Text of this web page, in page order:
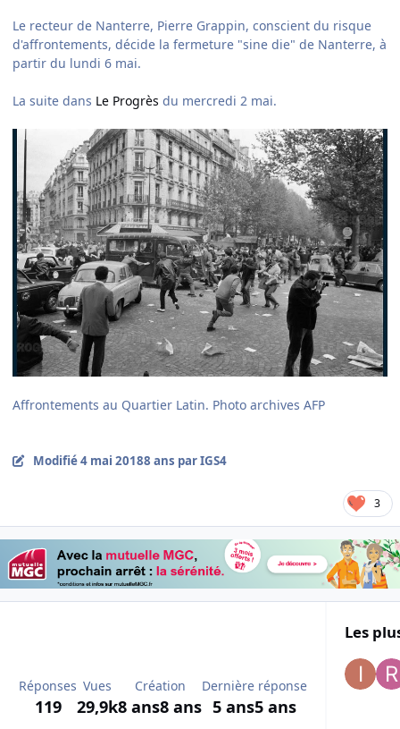
Le recteur de Nanterre, Pierre Grappin, conscient du risque
d'affrontements, décide la fermeture "sine die" de Nanterre, à
partir du lundi 6 mai.
La suite dans Le Progrès du mercredi 2 mai.
Affrontements au Quartier Latin. Photo archives AFP
Modifié4 mai 20188 ans par IGS4
3
Réponses
119
Vues
29,9k
Création
8 ans8 ans
Dernière réponse
5 ans5 ans
Les